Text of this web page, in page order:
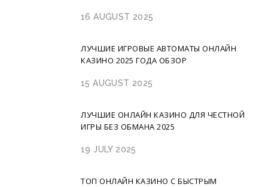
16 AUGUST 2025
ЛУЧШИЕ ИГРОВЫЕ АВТОМАТЫ ОНЛАЙН
КАЗИНО 2025 ГОДА ОБЗОР
15 AUGUST 2025
ЛУЧШИЕ ОНЛАЙН КАЗИНО ДЛЯ ЧЕСТНОЙ
ИГРЫ БЕЗ ОБМАНА 2025
19 JULY 2025
ТОП ОНЛАЙН КАЗИНО С БЫСТРЫМ